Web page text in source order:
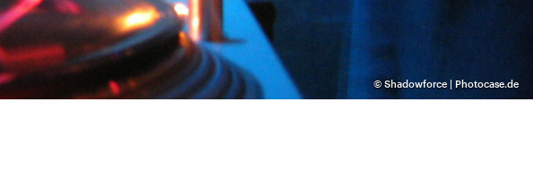
© Shadowforce | Photocase.de